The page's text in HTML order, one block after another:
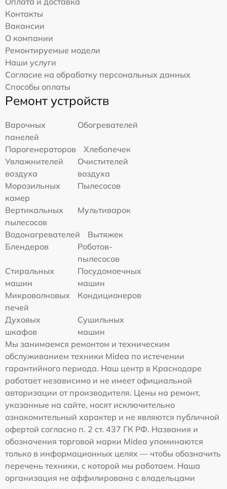
Контакты
Вакансии
О компании
Ремонтируемые модели
Наши услуги
Согласие на обработку персональных данных
Способы оплаты
Ремонт устройств
Варочных
панелей
Обогревателей
Парогенераторов
Хлебопечек
Увлажнителей
воздуха
Очистителей
воздуха
Морозильных
камер
Пылесосов
Вертикальных
пылесосов
Мультиварок
Водонагревателей
Вытяжек
Блендеров
Роботов-
пылесосов
Стиральных
машин
Посудомоечных
машин
Микроволновых
печей
Кондиционеров
Духовых
шкафов
Сушильных
машин
Мы занимаемся ремонтом и техническим
обслуживанием техники Midea по истечении
гарантийного периода. Наш центр в Краснодаре
работает независимо и не имеет официальной
авторизации от производителя. Цены на ремонт,
указанные на сайте, носят исключительно
ознакомительный характер и не являются публичной
офертой согласно п. 2 ст. 437 ГК РФ. Названия и
обозначения торговой марки Midea упоминаются
только в информационных целях — чтобы обозначить
перечень техники, с которой мы работаем. Наша
организация не аффилирована с владельцами